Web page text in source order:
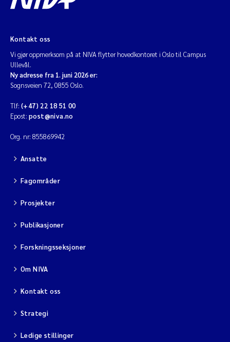
Kontakt oss
Vi gjør oppmerksom på at NIVA flytter hovedkontoret i Oslo til Campus
Ullevål.
Ny adresse fra 1. juni 2026 er:
Sognsveien 72, 0855 Oslo.
Tlf: (+47) 22 18 51 00
Epost: post@niva.no
Org. nr: 855869942
Ansatte
Fagområder
Prosjekter
Publikasjoner
Forskningsseksjoner
Om NIVA
Kontakt oss
Strategi
Ledige stillinger